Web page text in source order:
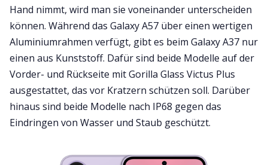
Hand nimmt, wird man sie voneinander unterscheiden
können. Während das Galaxy A57 über einen wertigen
Aluminiumrahmen verfügt, gibt es beim Galaxy A37 nur
einen aus Kunststoff. Dafür sind beide Modelle auf der
Vorder- und Rückseite mit Gorilla Glass Victus Plus
ausgestattet, das vor Kratzern schützen soll. Darüber
hinaus sind beide Modelle nach IP68 gegen das
Eindringen von Wasser und Staub geschützt.